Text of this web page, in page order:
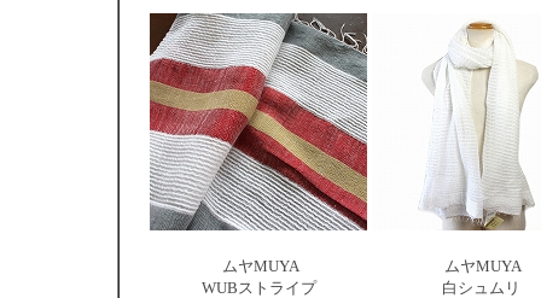
ムヤMUYA
WUBストライプ
ムヤMUYA
白シュムリ